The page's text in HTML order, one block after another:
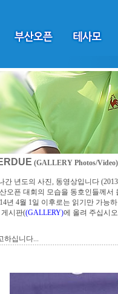
(GALLERY Photos/Video)
간 년도의 사진, 동영상입니다
오픈 대회의 모습을 동호인들께서
년 4월 1일 이후로는 읽기만 가능
시판((GALLERY)에 올려 주십시오
하십니다...